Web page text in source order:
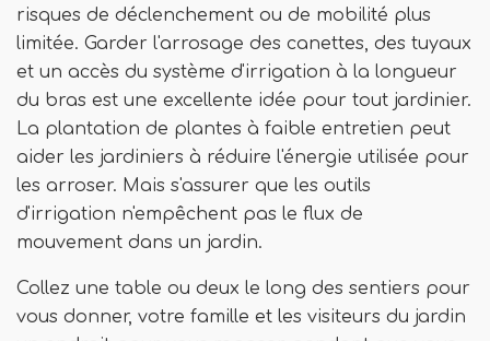
risques de déclenchement ou de mobilité plus
limitée. Garder l'arrosage des canettes, des tuyaux
et un accès du système d'irrigation à la longueur
du bras est une excellente idée pour tout jardinier.
La plantation de plantes à faible entretien peut
aider les jardiniers à réduire l'énergie utilisée pour
les arroser. Mais s'assurer que les outils
d'irrigation n'empêchent pas le flux de
mouvement dans un jardin.
Collez une table ou deux le long des sentiers pour
vous donner, votre famille et les visiteurs du jardin